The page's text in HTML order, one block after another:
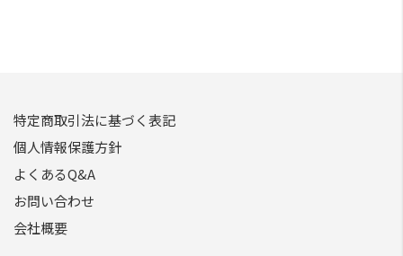
特定商取引法に基づく表記
個人情報保護方針
よくあるQ&A
お問い合わせ
会社概要